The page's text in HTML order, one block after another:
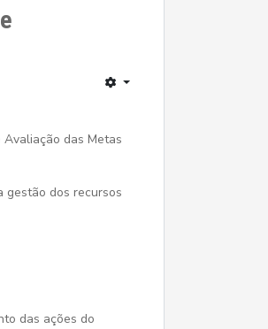
das Metas
gestão dos recursos
das ações do